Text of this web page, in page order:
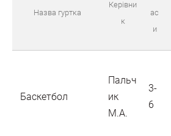
Назва гуртка
Керівни
к
ас
и
Баскетбол
Пальч
ик
М.А.
3-
6